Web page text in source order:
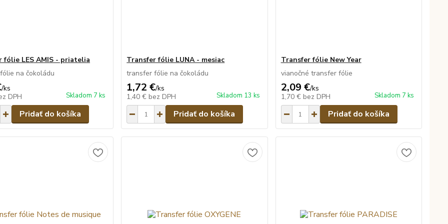
fólie LES AMIS - priatelia
na čokoládu
/ks
DPH
Skladom 7 ks
Pridať do košíka
Transfer fólie LUNA - mesiac
transfer fólie na čokoládu
1,72 €/ks
1,40 € bez DPH Skladom 13 ks
Pridať do košíka
Transfer fólie New Year
vianočné transfer fólie
2,09 €/ks
1,70 € bez DPH Skladom 7 ks
Pridať do košíka